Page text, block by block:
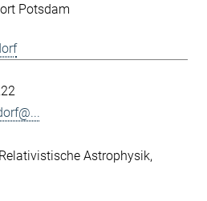
Potsdam
Astrophysik